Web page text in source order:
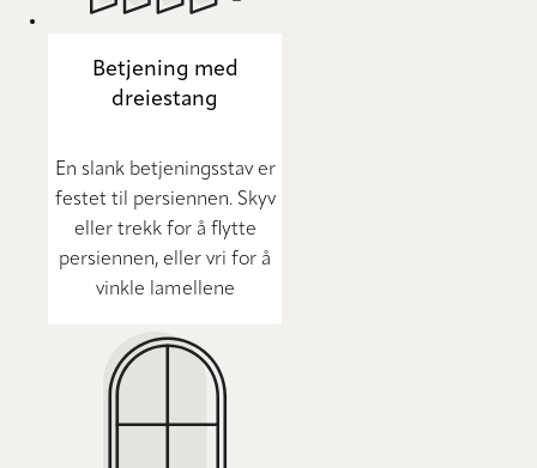
Betjening med
dreiestang
En slank betjeningsstav er
festet til persiennen. Skyv
eller trekk for å flytte
persiennen, eller vri for å
vinkle lamellene